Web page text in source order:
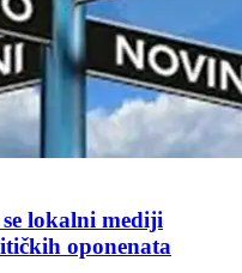
lokalni mediji
oponenata